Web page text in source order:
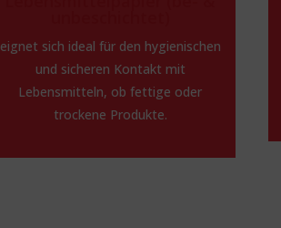
eignet sich ideal für den hygienischen
und sicheren Kontakt mit
Lebensmitteln, ob fettige oder
trockene Produkte.